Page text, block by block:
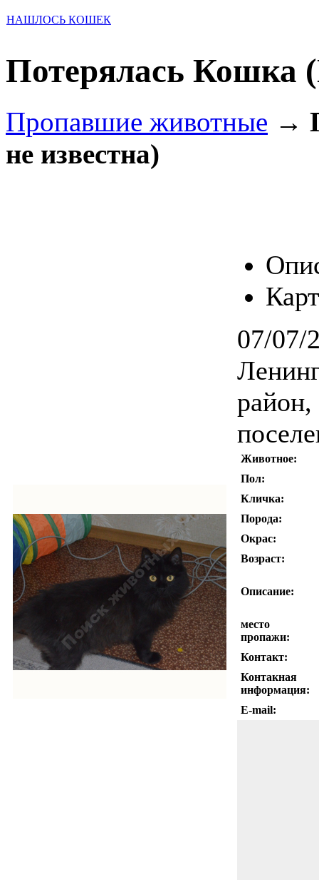
НАШЛОСЬ КОШЕК
Потерялась Кошка
Пропавшие животные →
не известна)
07/07/
район,
Животное:
Пол:
Кличка:
Порода:
Окрас:
Возраст:
Описание:
место
пропажи:
Контакт:
Контакная
информация:
E-mail: